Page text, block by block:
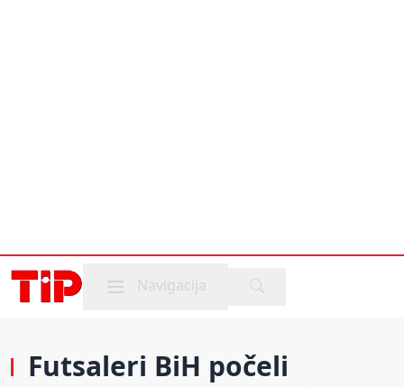
Mobile menu
Navigacija
Futsaleri BiH počeli